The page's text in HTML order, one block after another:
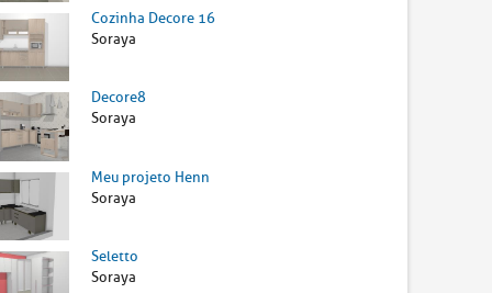
Cozinha Decore 16
Soraya
Decore8
Soraya
Meu projeto Henn
Soraya
Seletto
Soraya